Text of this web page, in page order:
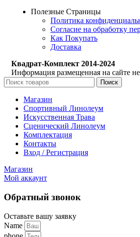
Полезные Страницы
Политика
Согласие на обработку
Как Покупать
Доставка
Квадрат-Комплект 2014-2024
Информация размещенная на сайте не
Поиск
Магазин
Спортивный Линолеум
Искусственная Трава
Сценический Линолеум
Комплектация
Контакты
Вход / Регистрация
Магазин
Мой аккаунт
Обратный звонок
Оставьте вашу заявку
Name